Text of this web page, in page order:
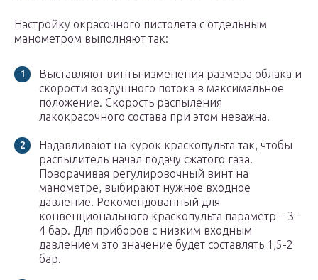
Настройку окрасочного пистолета с отдельным
манометром выполняют так:
Выставляют винты изменения размера облака и
скорости воздушного потока в максимальное
положение. Скорость распыления
лакокрасочного состава при этом неважна.
Надавливают на курок краскопульта так, чтобы
распылитель начал подачу сжатого газа.
Поворачивая регулировочный винт на
манометре, выбирают нужное входное
давление. Рекомендованный для
конвенционального краскопульта параметр – 3-
4 бар. Для приборов с низким входным
давлением это значение будет составлять 1,5-2
бар.